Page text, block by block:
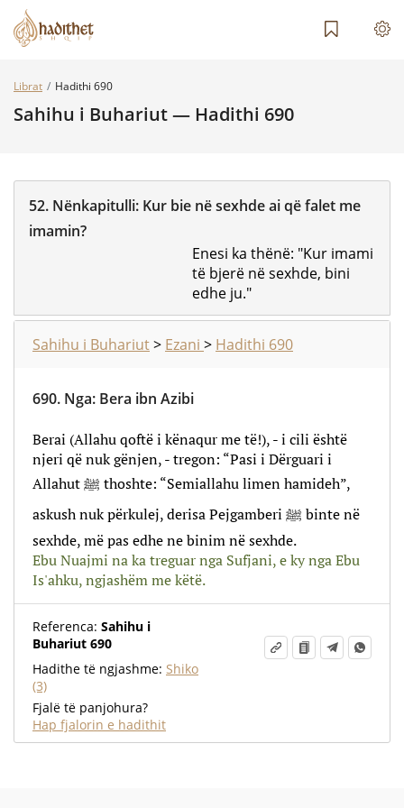
Librat Hadithi 690
Sahihu i Buhariut — Hadithi 690
52. Nënkapitulli: Kur bie në sexhde ai që falet me
imamin?
Enesi ka thënë: "Kur imami
të bjerë në sexhde, bini
edhe ju."
Sahihu i Buhariut> Ezani > Hadithi 690
690. Nga: Bera ibn Azibi
Berai (Allahu qoftë i kënaqur me të!), - i cili është
njeri që nuk gënjen, - tregon: “Pasi i Dërguari i
Allahut ﷺ thoshte: “Semiallahu limen hamideh”,
askush nuk përkulej, derisa Pejgamberi ﷺ binte në
sexhde, më pas edhe ne binim në sexhde.
Ebu Nuajmi na ka treguar nga Sufjani, e ky nga Ebu
Is'ahku, ngjashëm me këtë.
Referenca: Sahihu i
Buhariut 690
Hadithe të ngjashme: Shiko
(3)
Fjalë të panjohura?
Hap fjalorin e hadithit